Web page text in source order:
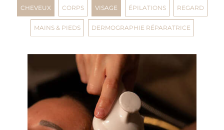
CHEVEUX CORPS VISAGE ÉPILATIONS REGARD
MAINS & PIEDS DERMOGRAPHIE RÉPARATRICE